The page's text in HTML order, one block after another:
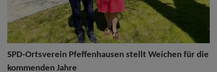
SPD-Ortsverein Pfeffenhausen stellt Weichen für die
kommenden Jahre